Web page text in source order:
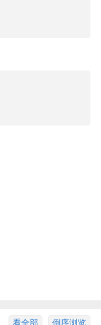
倒序浏览
看全部